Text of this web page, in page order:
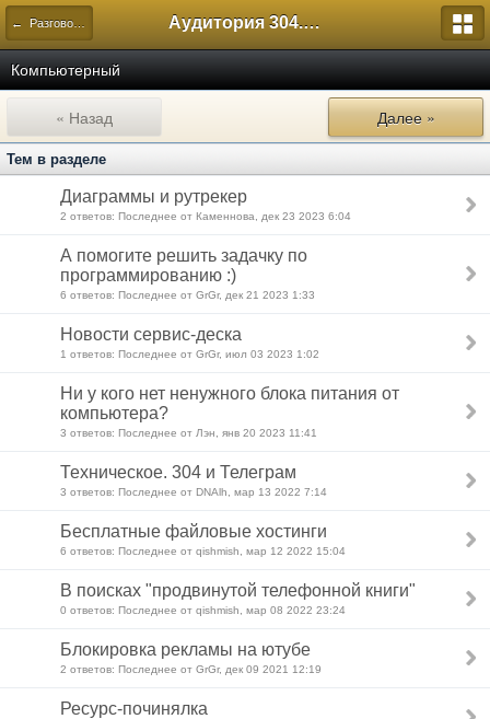
← Разговоры по интересам Аудитория 304. История России
Компьютерный
« Назад Далее »
Тем в разделе
Диаграммы и рутрекер
2 ответов: Последнее от Каменнова, дек 23 2023 6:04
А помогите решить задачку по
программированию :)
6 ответов: Последнее от GrGr, дек 21 2023 1:33
Новости сервис-деска
1 ответов: Последнее от GrGr, июл 03 2023 1:02
Ни у кого нет ненужного блока питания от
компьютера?
3 ответов: Последнее от Лэн, янв 20 2023 11:41
Техническое. 304 и Телеграм
3 ответов: Последнее от DNAlh, мар 13 2022 7:14
Бесплатные файловые хостинги
6 ответов: Последнее от qishmish, мар 12 2022 15:04
В поисках "продвинутой телефонной книги"
0 ответов: Последнее от qishmish, мар 08 2022 23:24
Блокировка рекламы на ютубе
2 ответов: Последнее от GrGr, дек 09 2021 12:19
Ресурс-починялка